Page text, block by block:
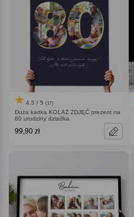
4.5 / 5 (17)
Duża kartka KOLAŻ ZDJĘĆ prezent na
80 urodziny dziadka
99,90 zł